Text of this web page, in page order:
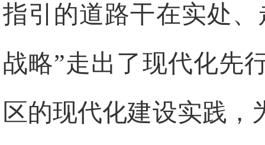
指引的道路干在实处
战略”走出了现代化先
区的现代化建设实践